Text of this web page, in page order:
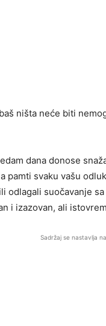
ništa neće biti
dana donose
pamti svaku vašu
odlagali suočavanje
i izazovan, ali
Sadržaj se nastavlja